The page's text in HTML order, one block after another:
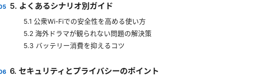
5. よくあるシナリオ別ガイド
5.1 公衆Wi-Fiでの安全性を高める使い方
5.2 海外ドラマが観られない問題の解決策
5.3 バッテリー消費を抑えるコツ
6. セキュリティとプライバシーのポイント